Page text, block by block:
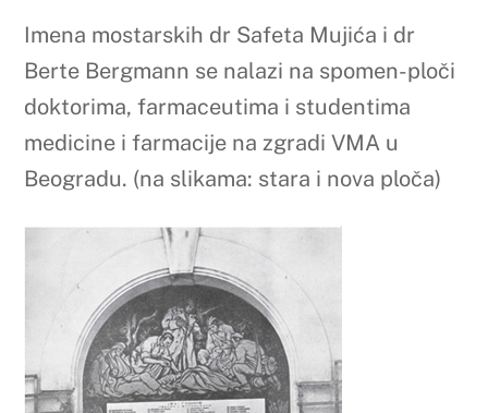
Imena mostarskih dr Safeta Mujića i dr
Berte Bergmann se nalazi na spomen-ploči
doktorima, farmaceutima i studentima
medicine i farmacije na zgradi VMA u
Beogradu. (na slikama: stara i nova ploča)